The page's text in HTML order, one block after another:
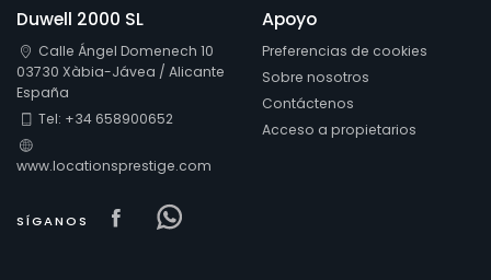
Duwell 2000 SL
Calle Ángel Domenech 10
03730 Xàbia-Jávea / Alicante
España
Tel: +34 658900652
www.locationsprestige.com
SÍGANOS Visit our Facebook page
Visit our Facebowhatsappok
Apoyo
Preferencias de cookies
Sobre nosotros
Contáctenos
Acceso a propietarios